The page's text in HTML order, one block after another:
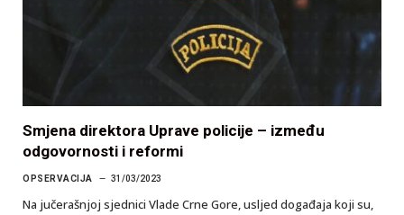
Smjena direktora Uprave policije – između
odgovornosti i reformi
OPSERVACIJA 31/03/2023
Na jučerašnjoj sjednici Vlade Crne Gore, usljed događaja koji su,